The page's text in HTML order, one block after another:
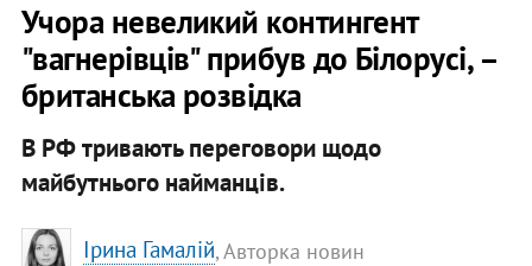
Учора невеликий контингент
"вагнерівців" прибув до Білорусі, –
британська розвідка
В РФ тривають переговори щодо
майбутнього найманців.
Ірина Гамалій, Авторка новин